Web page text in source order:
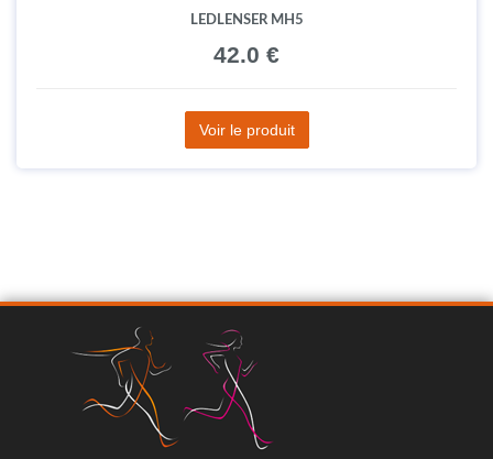
LEDLENSER MH5
42.0 €
Voir le produit